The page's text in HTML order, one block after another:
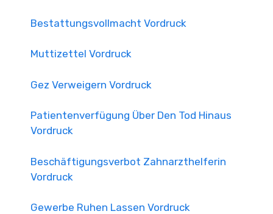
Bestattungsvollmacht Vordruck
Muttizettel Vordruck
Gez Verweigern Vordruck
Patientenverfügung Über Den Tod Hinaus
Vordruck
Beschäftigungsverbot Zahnarzthelferin
Vordruck
Gewerbe Ruhen Lassen Vordruck